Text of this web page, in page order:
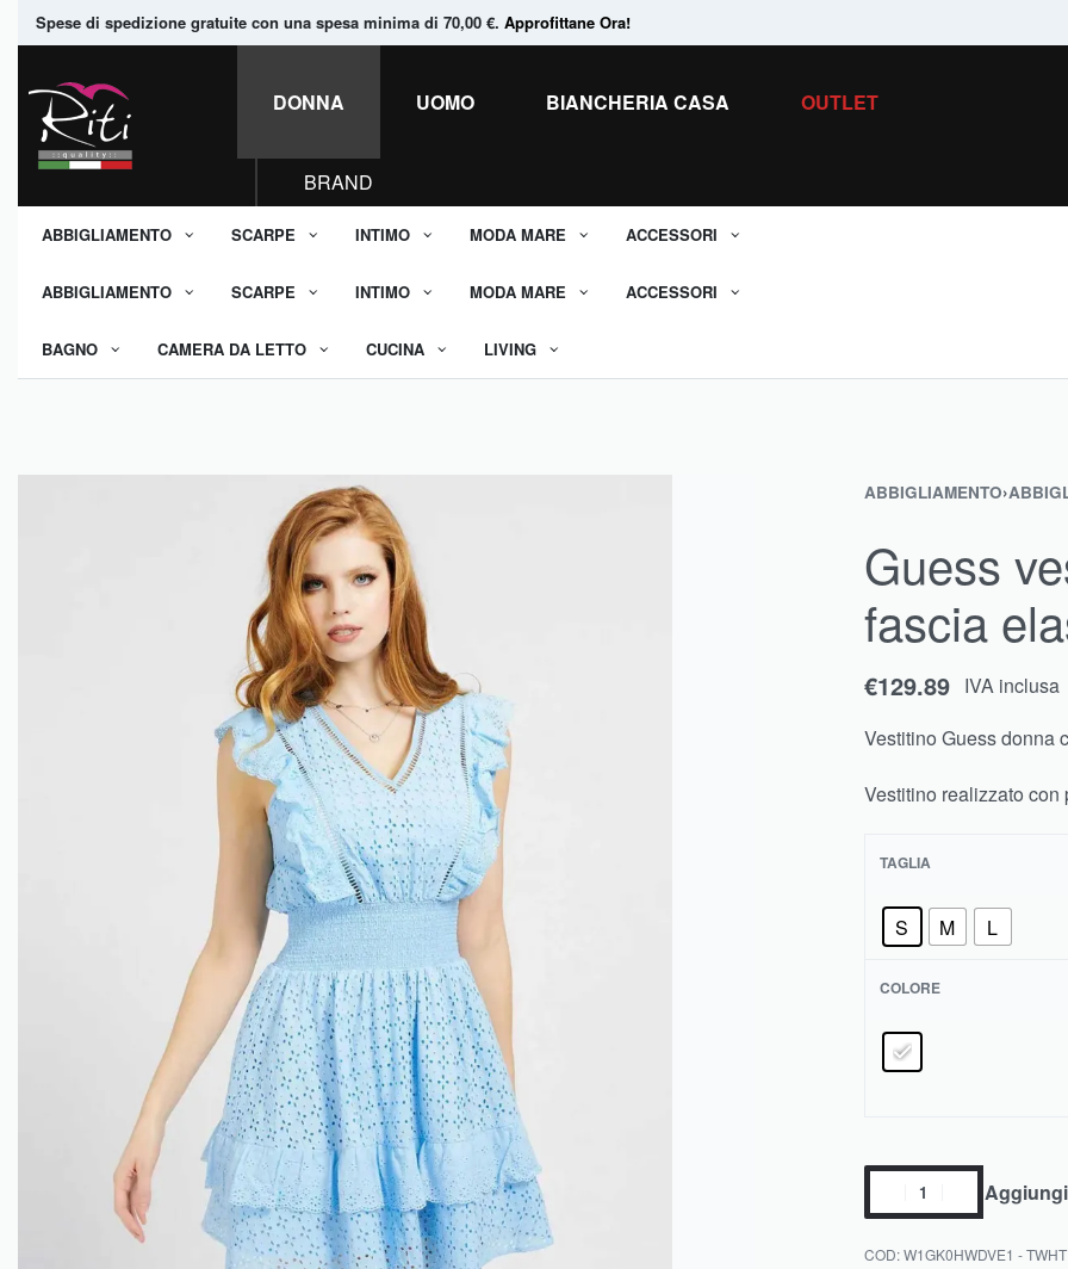
Spese di spedizione gratuite con una spesa minima di 70,00 €. Approfittane Ora!
DONNA UOMO BIANCHERIA CASA OUTLET
BRAND
ABBIGLIAMENTO SCARPE INTIMO MODA MARE ACCESSORI
ABBIGLIAMENTO SCARPE INTIMO MODA MARE ACCESSORI
BAGNO CAMERA DA LETTO CUCINA LIVING
ABBIGLIAMENTO›
Guess
fascia
€129.89 IVA inclusa
Vestitino Guess donna
Vestitino realizzato
TAGLIA
S M L
COLORE
W1GK0HWDVE1 - TWHT